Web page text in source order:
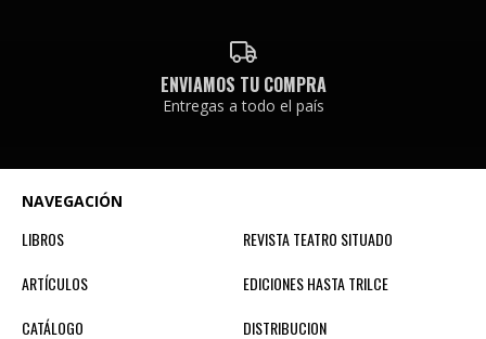
ENVIAMOS TU COMPRA
Entregas a todo el país
NAVEGACIÓN
LIBROS
REVISTA TEATRO SITUADO
ARTÍCULOS
EDICIONES HASTA TRILCE
CATÁLOGO
DISTRIBUCION